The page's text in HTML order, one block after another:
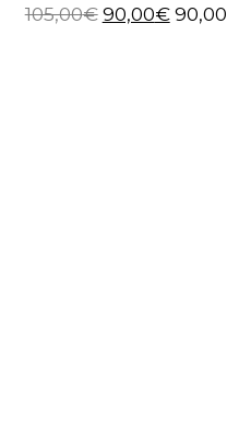
105,00€ 90,00€ 90,00